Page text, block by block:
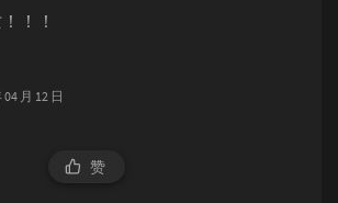
！！
月 12 日
赞